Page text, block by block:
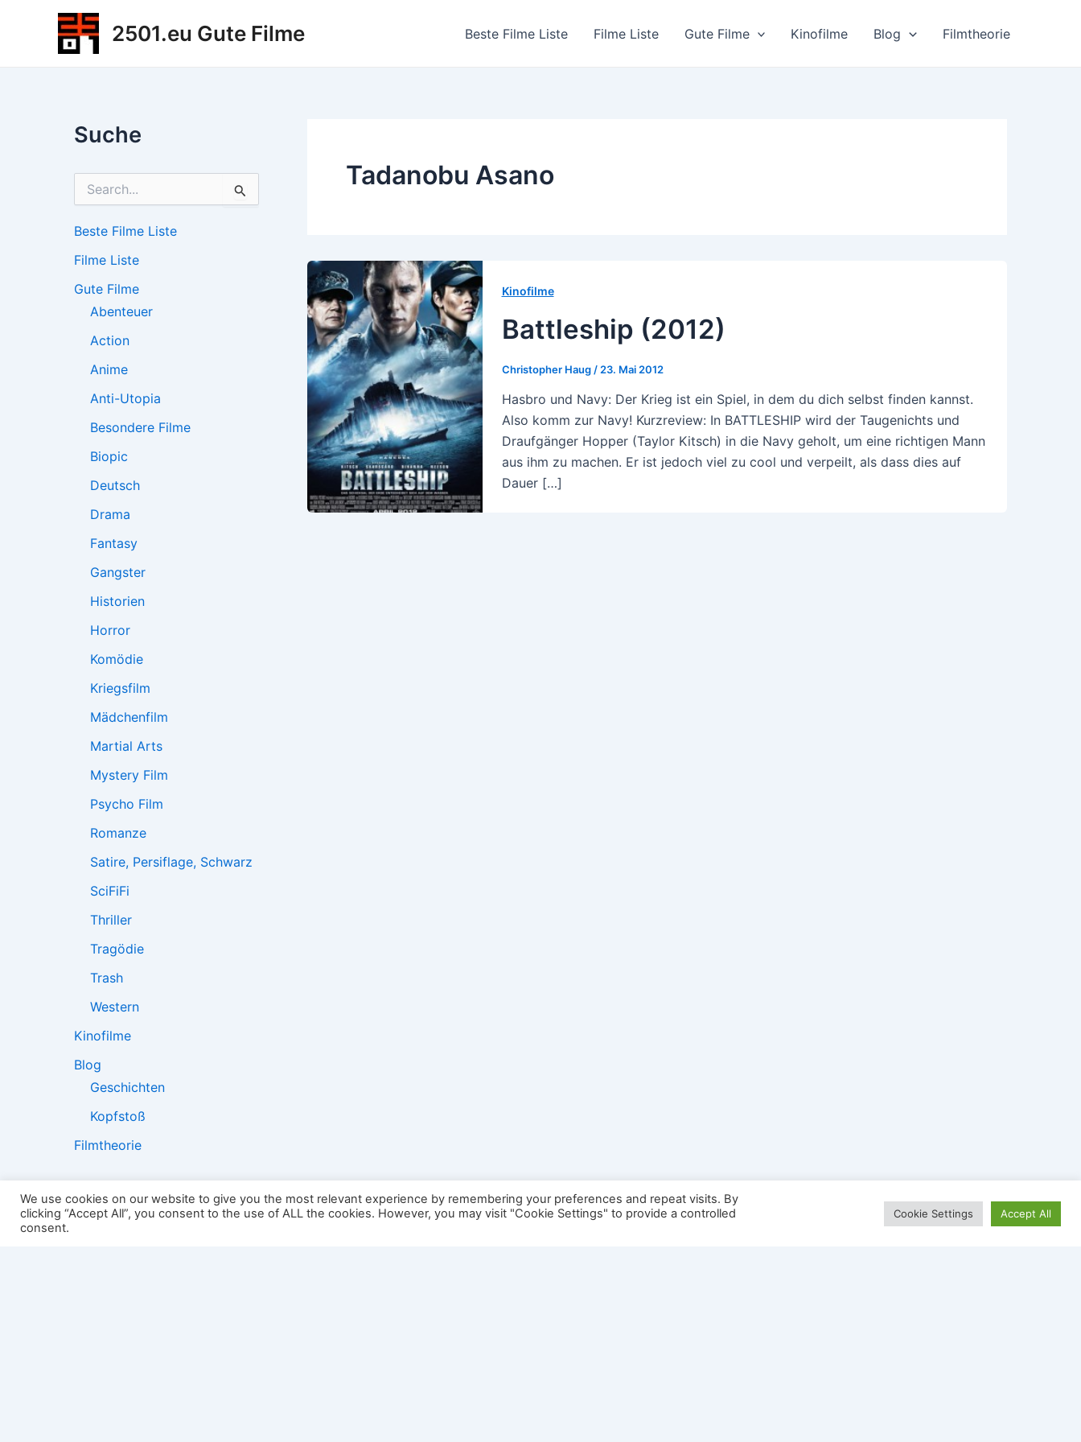
2501.eu Gute Filme Beste Filme Liste Filme Liste Gute Filme Kinofilme Blog Filmtheorie
Suche
h
n
a
Beste Filme Liste
Filme Liste
Gute Filme
Abenteuer
Action
Anime
Anti-Utopia
Besondere Filme
Biopic
Deutsch
Drama
Fantasy
Gangster
Historien
Horror
Komödie
Kriegsfilm
Mädchenfilm
Martial Arts
Mystery Film
Psycho Film
Romanze
Satire, Persiflage, Schwarz
SciFiFi
Thriller
Tragödie
Trash
Western
Kinofilme
Blog
Geschichten
Kopfstoß
Filmtheorie
Tadanobu Asano
Kinofilme
Battleship (2012)
Christopher Haug / 23. Mai 2012
Hasbro und Navy: Der Krieg ist ein Spiel, in dem du dich selbst finden kannst.
Also komm zur Navy! Kurzreview: In BATTLESHIP wird der Taugenichts und
Draufgänger Hopper (Taylor Kitsch) in die Navy geholt, um eine richtigen Mann
aus ihm zu machen. Er ist jedoch viel zu cool und verpeilt, als dass dies auf
Dauer […]
2501:
We use cookies on our website to give you the most relevant experience by remembering your preferences and repeat visits. By
clicking “Accept All”, you consent to the use of ALL the cookies. However, you may visit "Cookie Settings" to provide a controlled
consent.
Cookie Settings Accept All